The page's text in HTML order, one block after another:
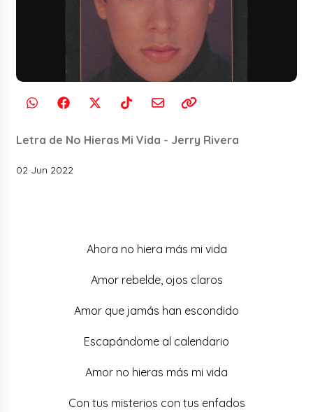
Letra de No Hieras Mi Vida - Jerry Rivera
02 Jun 2022
Ahora no hiera más mi vida
Amor rebelde, ojos claros
Amor que jamás han escondido
Escapándome al calendario
Amor no hieras más mi vida
Con tus misterios con tus enfados